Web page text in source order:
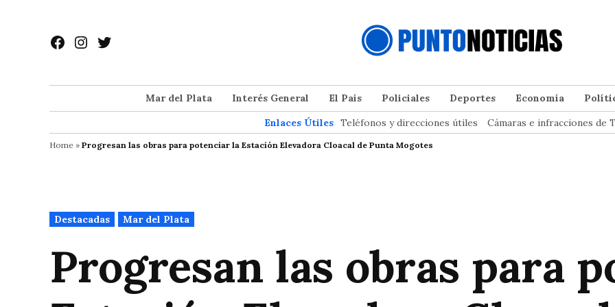
contenido
Facebook
Instagram
Twitter
Mar del Plata Interés General El País Policiales Deportes Economía
Enlaces Útiles Teléfonos y direcciones útiles Cámaras e infracciones de
Home » Progresan las obras para potenciar la Estación Elevadora Cloacal de Punta Mogotes
Publicado
en
Destacadas Mar del Plata
Progresan las obras para